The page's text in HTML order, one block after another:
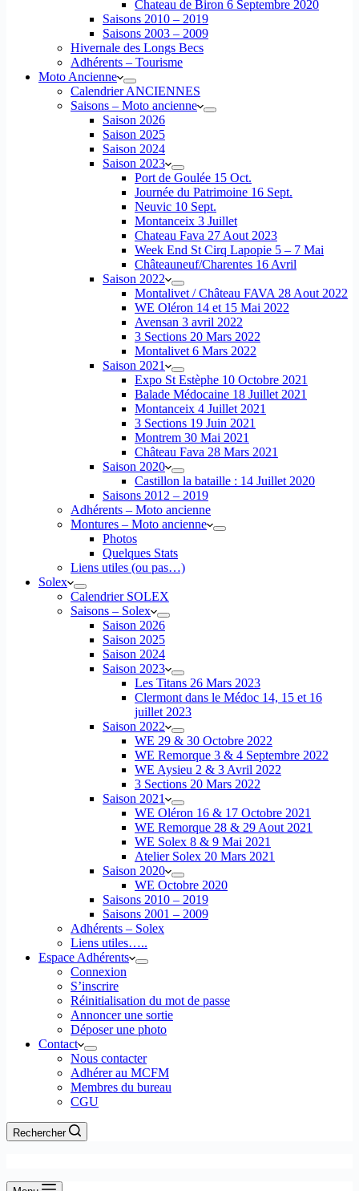
Chateau de Biron 6 Septembre 2020
Saisons 2010 – 2019
Saisons 2003 – 2009
Hivernale des Longs Becs
Adhérents – Tourisme
Moto Ancienne
Calendrier ANCIENNES
Saisons – Moto ancienne
Saison 2026
Saison 2025
Saison 2024
Saison 2023
Port de Goulée 15 Oct.
Journée du Patrimoine 16 Sept.
Neuvic 10 Sept.
Montanceix 3 Juillet
Chateau Fava 27 Aout 2023
Week End St Cirq Lapopie 5 – 7 Mai
Châteauneuf/Charentes 16 Avril
Saison 2022
Montalivet / Château FAVA 28 Aout 2022
WE Oléron 14 et 15 Mai 2022
Avensan 3 avril 2022
3 Sections 20 Mars 2022
Montalivet 6 Mars 2022
Saison 2021
Expo St Estèphe 10 Octobre 2021
Balade Médocaine 18 Juillet 2021
Montanceix 4 Juillet 2021
3 Sections 19 Juin 2021
Montrem 30 Mai 2021
Château Fava 28 Mars 2021
Saison 2020
Castillon la bataille : 14 Juillet 2020
Saisons 2012 – 2019
Adhérents – Moto ancienne
Montures – Moto ancienne
Photos
Quelques Stats
Liens utiles (ou pas…)
Solex
Calendrier SOLEX
Saisons – Solex
Saison 2026
Saison 2025
Saison 2024
Saison 2023
Les Titans 26 Mars 2023
Clermont dans le Médoc 14, 15 et 16
juillet 2023
Saison 2022
WE 29 & 30 Octobre 2022
WE Remorque 3 & 4 Septembre 2022
WE Aysieu 2 & 3 Avril 2022
3 Sections 20 Mars 2022
Saison 2021
WE Oléron 16 & 17 Octobre 2021
WE Remorque 28 & 29 Aout 2021
WE Solex 8 & 9 Mai 2021
Atelier Solex 20 Mars 2021
Saison 2020
WE Octobre 2020
Saisons 2010 – 2019
Saisons 2001 – 2009
Adhérents – Solex
Liens utiles…..
Espace Adhérents
Connexion
S’inscrire
Réinitialisation du mot de passe
Annoncer une sortie
Déposer une photo
Contact
Nous contacter
Adhérer au MCFM
Membres du bureau
CGU
Rechercher